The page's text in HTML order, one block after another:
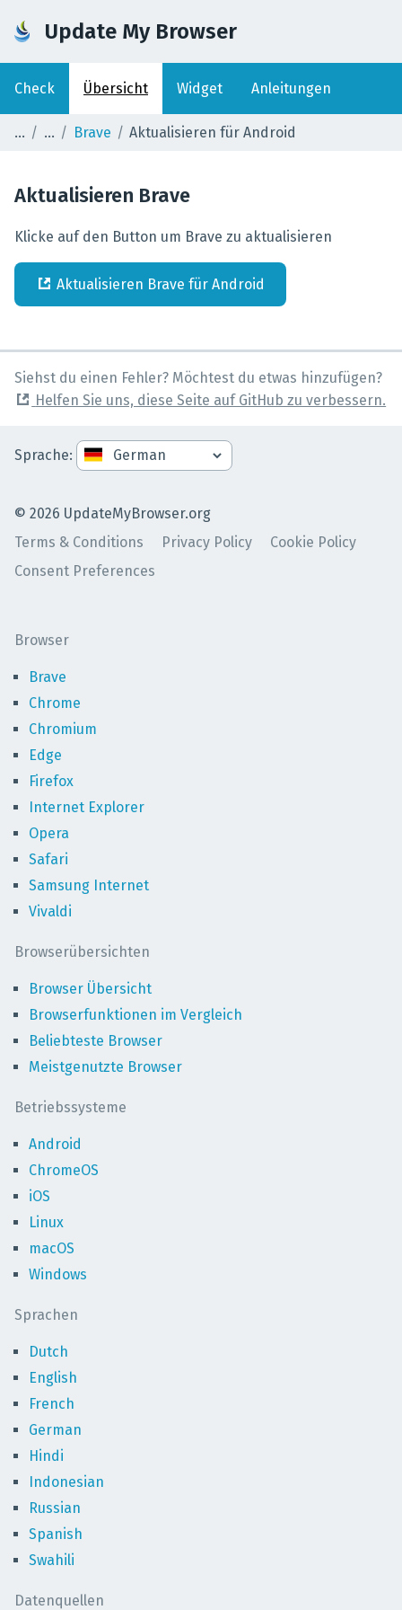
Update My Browser
Check Übersicht Widget Anleitungen
Brave Aktualisieren für Android
Aktualisieren Brave
Klicke auf den Button um Brave zu aktualisieren
Aktualisieren Brave für Android
Siehst du einen Fehler? Möchtest du etwas hinzufügen?
Helfen Sie uns, diese Seite auf GitHub zu verbessern.
© 2026 UpdateMyBrowser.org
Terms & Conditions
Privacy Policy
Cookie Policy
Consent Preferences
Sprache:
Browser
Brave
Chrome
Chromium
Edge
Firefox
Internet Explorer
Opera
Safari
Samsung Internet
Vivaldi
Browserübersichten
Browser Übersicht
Browserfunktionen im Vergleich
Beliebteste Browser
Meistgenutzte Browser
Betriebssysteme
Android
ChromeOS
iOS
Linux
macOS
Windows
Sprachen
Dutch
English
French
German
Hindi
Indonesian
Russian
Spanish
Swahili
Datenquellen